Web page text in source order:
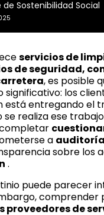
Sostenibilidad Social
servicios de
de seguridad,
, es posible
significativo: los
está entregando el
realiza ese
a
sobre los
.
puede parecer
comprender
proveedores de